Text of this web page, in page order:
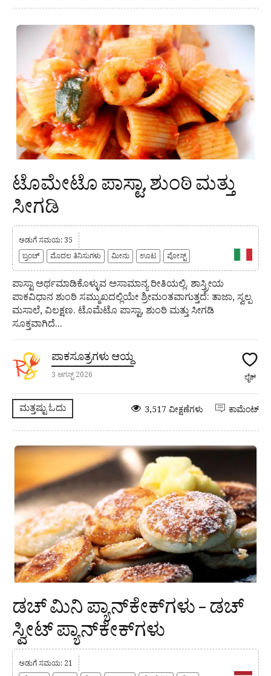
ಟೊಮೇಟೊ ಪಾಸ್ಟಾ, ಶುಂಠಿ ಮತ್ತು
ಸೀಗಡಿ
ಅಡುಗೆ ಸಮಯ: 35
ಬ್ರಂಚ್
ಮೊದಲ ತಿನಿಸುಗಳು ಮೀನು ಊಟ ಪೋಸ್ಟ್
ಪಾಸ್ಟಾ ಅರ್ಥಮಾಡಿಕೊಳ್ಳುವ ಅಸಾಮಾನ್ಯ ರೀತಿಯಲ್ಲಿ. ಶಾಸ್ತ್ರೀಯ
ಪಾಕವಿಧಾನ ಶುಂಠಿ ಸಮ್ಮುಖದಲ್ಲಿಯೇ ಶ್ರೀಮಂತವಾಗುತ್ತದೆ: ತಾಜಾ, ಸ್ವಲ್ಪ
ಮಸಾಲೆ, ವಿಲಕ್ಷಣ. ಟೊಮೆಟೊ ಪಾಸ್ಟಾ, ಶುಂಠಿ ಮತ್ತು ಸೀಗಡಿ
ಸೂಕ್ತವಾಗಿದೆ...
ಪಾಕಸೂತ್ರಗಳು ಆಯ್ದ
3 ಆಗಸ್ಟ್ 2026 ಲೈಕ್
ಮತ್ತಷ್ಟು ಓದು ಕಾಮೆಂಟ್
3,517 ವೀಕ್ಷಣೆಗಳು
ಡಚ್ ಮಿನಿ ಪ್ಯಾನ್‌ಕೇಕ್‌ಗಳು – ಡಚ್
ಸ್ವೀಟ್ ಪ್ಯಾನ್‌ಕೇಕ್‌ಗಳು
ಅಡುಗೆ ಸಮಯ: 21